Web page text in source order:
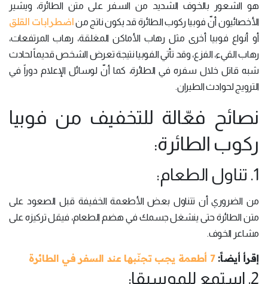
هو الشعور بالخوف الشديد من السفر على متن الطائرة، ويشير
الأخصائيون أنّ فوبيا ركوب الطائرة قد يكون ناتج مناضطرابات القلق
أو أنواع فوبيا أخرى مثل رهاب الأماكن المغلقة، رهاب المرتفعات،
رهاب القيء، الفزع، وقد تأتي الفوبيا نتيجة تعرض الشخص قديماً لحادث
شبه قاتل خلال سفره في الطائرة، كما أنّ لوسائل الإعلام دوراً في
الترويج لحوادث الطيران.
نصائح فعّالة للتخفيف من فوبيا
ركوب الطائرة:
1. تناول الطعام:
من الضروري أن تتناول بعض الأطعمة الخفيفة قبل الصعود على
متن الطائرة حتى ينشغل جسمك في هضم الطعام، فيقل تركيزه على
مشاعر الخوف.
إقرأ أيضاً:7 أطعمة يجب تجنّبها عند السفر في الطائرة
2. استمع للموسيقا: